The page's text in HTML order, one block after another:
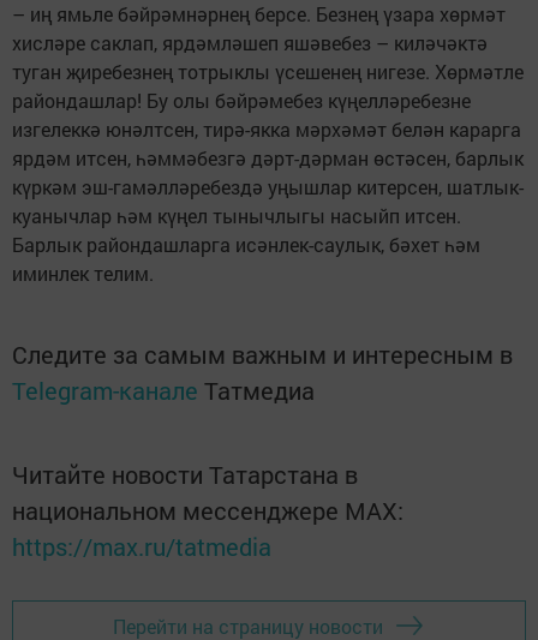
– иң ямьле бәйрәмнәрнең берсе. Безнең үзара хөрмәт
хисләре саклап, ярдәмләшеп яшәвебез – киләчәктә
туган җиребезнең тотрыклы үсешенең нигезе. Хөрмәтле
райондашлар! Бу олы бәйрәмебез күңелләребезне
изгелеккә юнәлтсен, тирә-якка мәрхәмәт белән карарга
ярдәм итсен, һәммәбезгә дәрт-дәрман өстәсен, барлык
күркәм эш-гамәлләребездә уңышлар китерсен, шатлык-
куанычлар һәм күңел тынычлыгы насыйп итсен.
Барлык райондашларга исәнлек-саулык, бәхет һәм
иминлек телим.
Следите за самым важным и интересным в
Telegram-канале Татмедиа
Читайте новости Татарстана в
национальном мессенджере MАХ:
https://max.ru/tatmedia
Перейти на страницу новости